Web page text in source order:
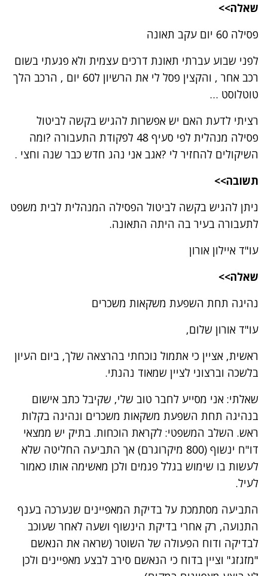
שאלה>>
פסילה 60 יום עקב תאונה
לפני שבוע עברתי תאונת דרכים עצמית ולא פגעתי בשום
רכב אחר , והקצין פסל לי את הרשיון ל60 יום , הרכב הלך
טוטלוסט …
רציתי לדעת האם יש אפשרות להגיש בקשה לביטול
פסילה מנהלית לפי סעיף 48 לפקודת התעבורה ?ומה
השיקולים להחזיר לי ?אגב אני נהג חדש כבר שנה וחצי .
תשובה>>
ניתן להגיש בקשה לביטול הפסילה המנהלית לבית משפט
לתעבורה בעיר בה היתה התאונה.
עו"ד איילון אורון
שאלה>>
נהיגה תחת השפעת משקאות משכרים
עו"ד אורון שלום,
ראשית, אציין כי אתמול נוכחתי בהרצאה שלך, ביום העיון
בלשכה וברצוני לציין שמאוד נהנתי.
שאלתי: אני מסייע לחבר טוב שלי, שקיבל כתב אישום
בנהיגה תחת השפעת משקאות משכרים ונהיגה בקלות
ראש. השלב המשפטי: לקראת הוכחות. בתיק יש ממצאי
דו"ח ינשוף (800 מיקרוגרם) אך התביעה החליטה שלא
לעשות בו שימוש בגלל פגמים ולכן מאשימה אותו כאמור
לעיל.
התביעה מסתמכת על בדיקת המאפיינים שנערכה בענף
התנועה, רק אחרי בדיקת הינשוף ושעה לאחר שעוכב
לבדיקה ודוח הפעולה של השוטר (שראה את הנאשם
"מזגזג" וציין בדוח כי הנאשם סירב לבצע מאפיינים ולכן